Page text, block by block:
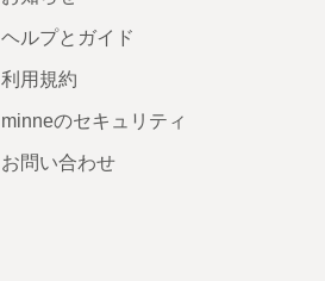
ヘルプとガイド
利用規約
minneのセキュリティ
お問い合わせ